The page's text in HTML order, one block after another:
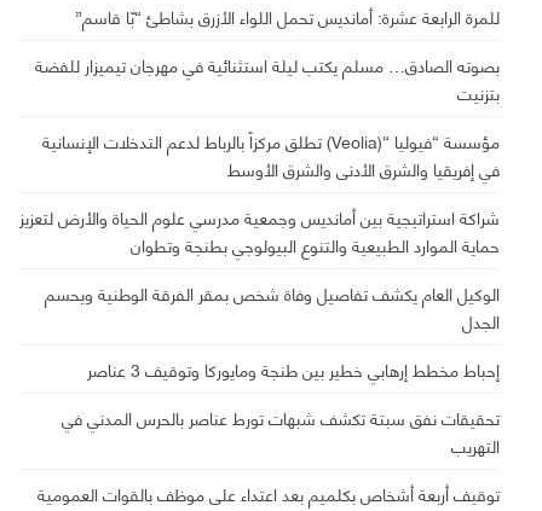
للمرة الرابعة عشرة: أمانديس تحمل اللواء الأزرق بشاطئ “بّا قاسم”
بصوته الصادق… مسلم يكتب ليلة استثنائية في مهرجان تيميزار للفضة
بتزنيت
مؤسسة “فيوليا “(Veolia) تطلق مركزاً بالرباط لدعم التدخلات الإنسانية
في إفريقيا والشرق الأدنى والشرق الأوسط
شراكة استراتيجية بين أمانديس وجمعية مدرسي علوم الحياة والأرض لتعزيز
حماية الموارد الطبيعية والتنوع البيولوجي بطنجة وتطوان
الوكيل العام يكشف تفاصيل وفاة شخص بمقر الفرقة الوطنية ويحسم
الجدل
إحباط مخطط إرهابي خطير بين طنجة ومايوركا وتوقيف 3 عناصر
تحقيقات نفق سبتة تكشف شبهات تورط عناصر بالحرس المدني في
التهريب
توقيف أربعة أشخاص بكلميم بعد اعتداء على موظف بالقوات العمومية